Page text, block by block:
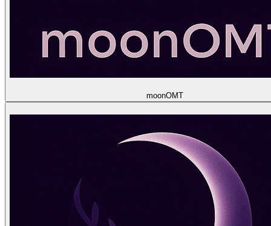
moonOMT